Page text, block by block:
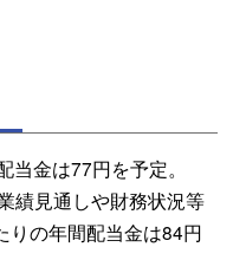
金は77円を予定。
績見通しや財務状況等
りの年間配当金は84円